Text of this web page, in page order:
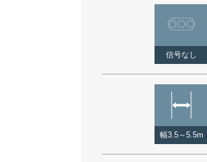
信号なし
幅3.5～5.5m